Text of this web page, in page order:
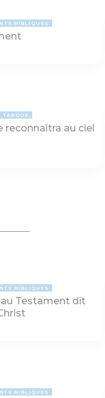
BIBLIQUES
TABOUE
reconnaîtra au ciel
BIBLIQUES
Testament dit
BIBLIQUES